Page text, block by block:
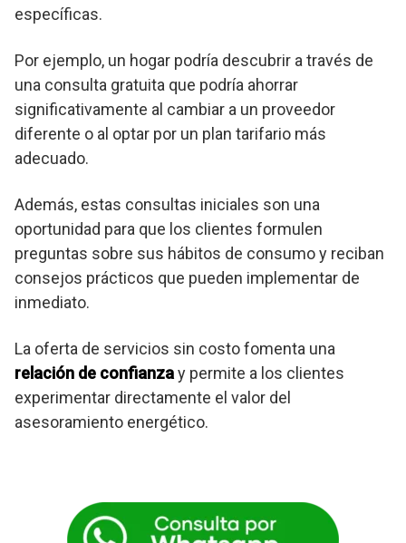
específicas.
Por ejemplo, un hogar podría descubrir a través de
una consulta gratuita que podría ahorrar
significativamente al cambiar a un proveedor
diferente o al optar por un plan tarifario más
adecuado.
Además, estas consultas iniciales son una
oportunidad para que los clientes formulen
preguntas sobre sus hábitos de consumo y reciban
consejos prácticos que pueden implementar de
inmediato.
La oferta de servicios sin costo fomenta una
relación de confianzay permite a los clientes
experimentar directamente el valor del
asesoramiento energético.